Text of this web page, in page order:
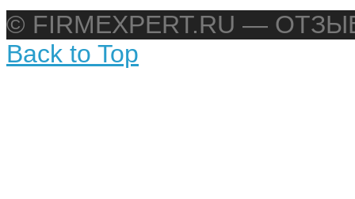
© FIRMEXPERT.RU —
Back to Top